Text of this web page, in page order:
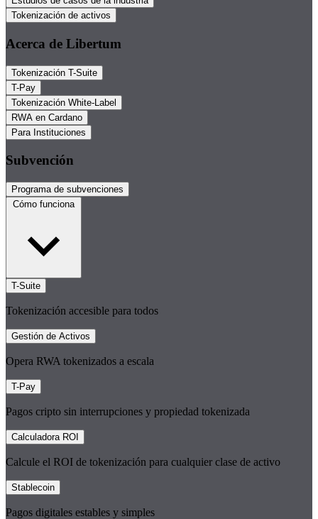
Tokenización de activos
Acerca de Libertum
Tokenización T-Suite
T-Pay
Tokenización White-Label
RWA en Cardano
Para Instituciones
Subvención
Programa de subvenciones
Cómo funciona
T-Suite
Tokenización accesible para todos
Gestión de Activos
Opera RWA tokenizados a escala
T-Pay
Pagos cripto sin interrupciones y propiedad tokenizada
Calculadora ROI
Calcule el ROI de tokenización para cualquier clase de activo
Stablecoin
Pagos digitales estables y simples